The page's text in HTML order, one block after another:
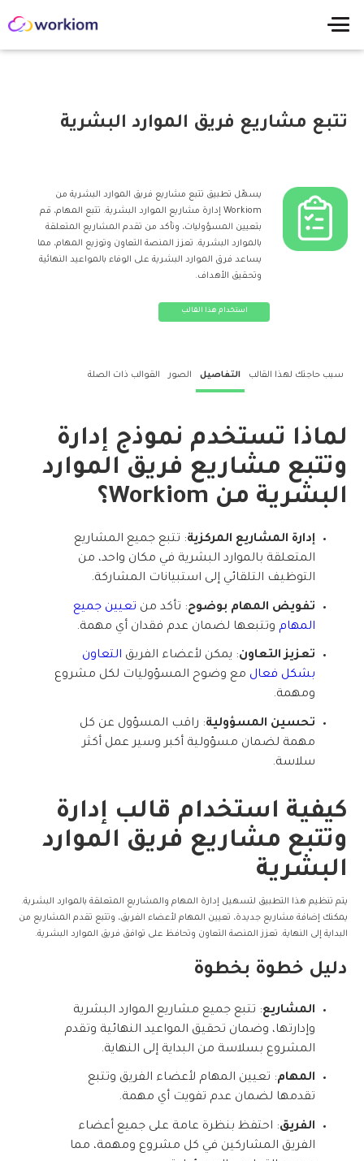
تتبع مشاريع فريق الموارد البشرية
يسهّل تطبيق تتبع مشاريع فريق الموارد البشرية من
Workiom إدارة مشاريع الموارد البشرية. تتبع المهام، قم
بتعيين المسؤوليات، وتأكد من تقدم المشاريع المتعلقة
بالموارد البشرية. تعزز المنصة التعاون وتوزيع المهام، مما
يساعد فرق الموارد البشرية على الوفاء بالمواعيد النهائية
وتحقيق الأهداف.
استخدام هذا القالب
سبب حاجتك لهذا القالب التفاصيل الصور القوالب ذات الصلة
لماذا تستخدم نموذج إدارة
وتتبع مشاريع فريق الموارد
البشرية من Workiom؟
إدارة المشاريع المركزية: تتبع جميع المشاريع
المتعلقة بالموارد البشرية في مكان واحد، من
التوظيف التلقائي إلى استبيانات المشاركة.
تفويض المهام بوضوح: تأكد من تعيين جميع
المهام وتتبعها لضمان عدم فقدان أي مهمة.
تعزيز التعاون: يمكن لأعضاء الفريق التعاون
بشكل فعال مع وضوح المسؤوليات لكل مشروع
ومهمة.
تحسين المسؤولية: راقب المسؤول عن كل
مهمة لضمان مسؤولية أكبر وسير عمل أكثر
سلاسة.
كيفية استخدام قالب إدارة
وتتبع مشاريع فريق الموارد
البشرية
يتم تنظيم هذا التطبيق لتسهيل إدارة المهام والمشاريع المتعلقة بالموارد البشرية.
يمكنك إضافة مشاريع جديدة، تعيين المهام لأعضاء الفريق، وتتبع تقدم المشاريع من
البداية إلى النهاية. تعزز المنصة التعاون وتحافظ على توافق فريق الموارد البشرية.
دليل خطوة بخطوة
المشاريع: تتبع جميع مشاريع الموارد البشرية
وإدارتها، وضمان تحقيق المواعيد النهائية وتقدم
المشروع بسلاسة من البداية إلى النهاية.
المهام: تعيين المهام لأعضاء الفريق وتتبع
تقدمها لضمان عدم تفويت أي مهمة.
الفريق: احتفظ بنظرة عامة على جميع أعضاء
الفريق المشاركين في كل مشروع ومهمة، مما